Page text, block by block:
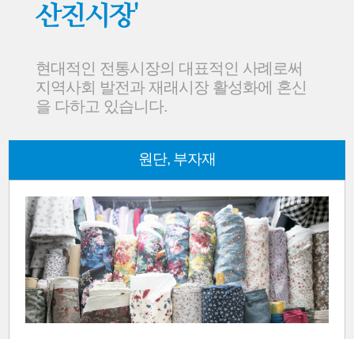
산진시장'
현대적인 전통시장의 대표적인 사례로써
지역사회 발전과 재래시장 활성화에 혼신
을 다하고 있습니다.
원단, 부자재